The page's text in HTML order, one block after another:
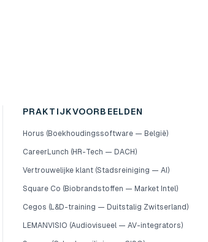
PRAKTIJKVOORBEELDEN
Horus (Boekhoudingssoftware — België)
CareerLunch (HR-Tech — DACH)
Vertrouwelijke klant (Stadsreiniging — AI)
Square Co (Biobrandstoffen — Market Intel)
Cegos (L&D-training — Duitstalig Zwitserland)
LEMANVISIO (Audiovisueel — AV-integrators)